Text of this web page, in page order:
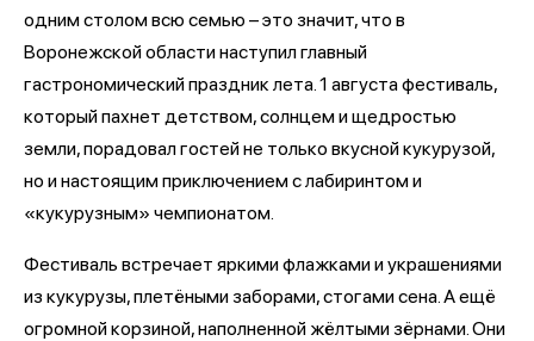
одним столом всю семью – это значит, что в
Воронежской области наступил главный
гастрономический праздник лета. 1 августа фестиваль,
который пахнет детством, солнцем и щедростью
земли, порадовал гостей не только вкусной кукурузой,
но и настоящим приключением с лабиринтом и
«кукурузным» чемпионатом.
Фестиваль встречает яркими флажками и украшениями
из кукурузы, плетёными заборами, стогами сена. А ещё
огромной корзиной, наполненной жёлтыми зёрнами. Они